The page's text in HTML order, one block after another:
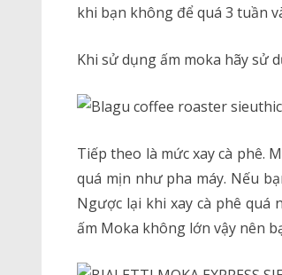
khi bạn không để quá 3 tuần
Khi sử dụng ấm moka hãy sử
Tiếp theo là mức xay cà phê.
quá mịn như pha máy. Nếu
Ngược lại khi xay cà phê quá
ấm Moka không lớn vậy nên